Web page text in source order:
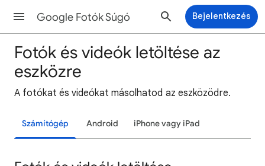
Google Fotók Súgó Bejelentkezés
Fotók és videók letöltése az
eszközre
A fotókat és videókat másolhatod az eszközödre.
Számítógép Android iPhone vagy iPad